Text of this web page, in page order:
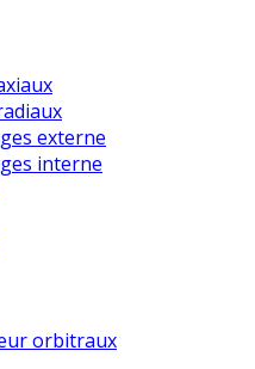
externe
interne
orbitraux